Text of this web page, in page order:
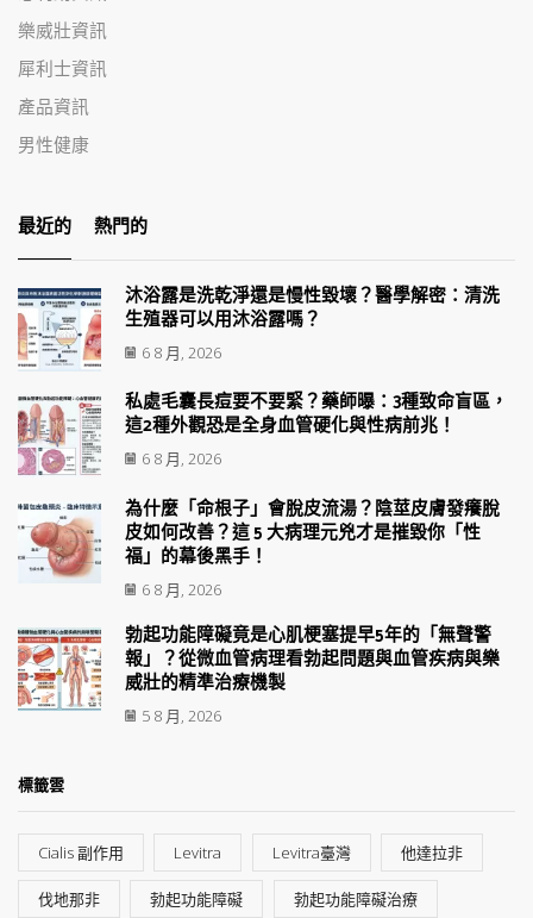
樂威壯資訊
犀利士資訊
產品資訊
男性健康
最近的 熱門的
沐浴露是洗乾淨還是慢性毀壞？醫學解密：清洗
生殖器可以用沐浴露嗎？
6 8 月, 2026
私處毛囊長痘要不要緊？藥師曝：3種致命盲區，
這2種外觀恐是全身血管硬化與性病前兆！
6 8 月, 2026
為什麼「命根子」會脫皮流湯？陰莖皮膚發癢脫
皮如何改善？這 5 大病理元兇才是摧毀你「性
福」的幕後黑手！
6 8 月, 2026
勃起功能障礙竟是心肌梗塞提早5年的「無聲警
報」？從微血管病理看勃起問題與血管疾病與樂
威壯的精準治療機製
5 8 月, 2026
標籤雲
Cialis 副作用 Levitra Levitra臺灣 他達拉非
伐地那非 勃起功能障礙 勃起功能障礙治療